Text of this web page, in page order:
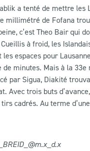
a tenté de mettre
millimétré de Fofana
c’est Theo Bair qui
à froid, les
espaces pour
minutes. Mais à la
par Sigua, Diakité
Avec trois buts
cadrés. Au terme